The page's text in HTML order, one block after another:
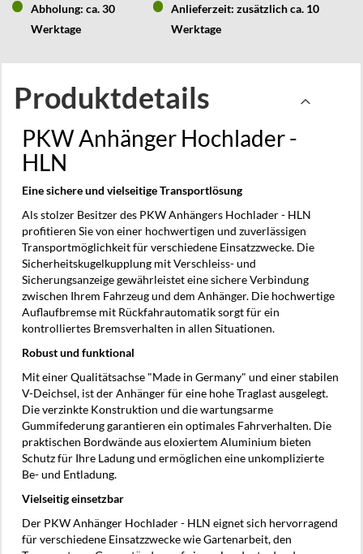
Abholung: ca. 30
Werktage
Anlieferzeit: zusätzlich ca. 10
Werktage
Produktdetails
PKW Anhänger Hochlader -
HLN
Eine sichere und vielseitige Transportlösung
Als stolzer Besitzer des PKW Anhängers Hochlader - HLN
profitieren Sie von einer hochwertigen und zuverlässigen
Transportmöglichkeit für verschiedene Einsatzzwecke. Die
Sicherheitskugelkupplung mit Verschleiss- und
Sicherungsanzeige gewährleistet eine sichere Verbindung
zwischen Ihrem Fahrzeug und dem Anhänger. Die hochwertige
Auflaufbremse mit Rückfahrautomatik sorgt für ein
kontrolliertes Bremsverhalten in allen Situationen.
Robust und funktional
Mit einer Qualitätsachse "Made in Germany" und einer stabilen
V-Deichsel, ist der Anhänger für eine hohe Traglast ausgelegt.
Die verzinkte Konstruktion und die wartungsarme
Gummifederung garantieren ein optimales Fahrverhalten. Die
praktischen Bordwände aus eloxiertem Aluminium bieten
Schutz für Ihre Ladung und ermöglichen eine unkomplizierte
Be- und Entladung.
Vielseitig einsetzbar
Der PKW Anhänger Hochlader - HLN eignet sich hervorragend
für verschiedene Einsatzzwecke wie Gartenarbeit, den